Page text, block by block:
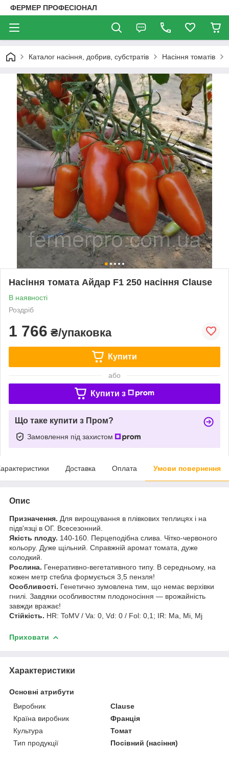
ФЕРМЕР ПРОФЕСІОНАЛ
Каталог насіння, добрив, субстратів Насіння томатів
Насіння томата Айдар F1 250 насіння Clause
В наявності
Роздріб
1 766 ₴/упаковка
Купити
або
Купити з
Що таке купити з Пром?
Замовлення під захистом
Доставка Оплата Умови повернення
Опис
Призначення. Для вирощування в плівкових теплицях і на
підв'язці в ОГ. Всесезонний.
Якість плоду. 140-160. Перцеподібна слива. Чітко-червоного
кольору. Дуже щільний. Справжній аромат томата, дуже
солодкий.
Рослина. Генеративно-вегетативного типу. В середньому, на
кожен метр стебла формується 3,5 пензля!
Особливості. Генетично зумовлена тим, що немає верхівки
гнилі. Завдяки особливостям плодоносіння — врожайність
завжди вражає!
Стійкість. HR: ToMV / Va: 0, Vd: 0 / Fol: 0,1; IR: Ma, Mi, Mj
Приховати
Характеристики
Основні атрибути
Виробник
Clause
Країна виробник
Франція
Культура
Томат
Тип продукції
Посівний (насіння)